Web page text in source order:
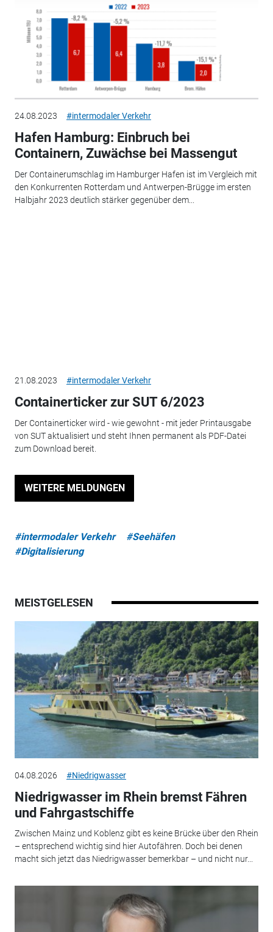
24.08.2023 #intermodaler Verkehr
Hafen Hamburg: Einbruch bei
Containern, Zuwächse bei Massengut
Der Containerumschlag im Hamburger Hafen ist im Vergleich mit
den Konkurrenten Rotterdam und Antwerpen-Brügge im ersten
Halbjahr 2023 deutlich stärker gegenüber dem...
21.08.2023 #intermodaler Verkehr
Containerticker zur SUT 6/2023
Der Containerticker wird - wie gewohnt - mit jeder Printausgabe
von SUT aktualisiert und steht Ihnen permanent als PDF-Datei
zum Download bereit.
WEITERE MELDUNGEN
#intermodaler Verkehr
#Seehäfen
#Digitalisierung
MEISTGELESEN
04.08.2026 #Niedrigwasser
Niedrigwasser im Rhein bremst Fähren
und Fahrgastschiffe
Zwischen Mainz und Koblenz gibt es keine Brücke über den Rhein
– entsprechend wichtig sind hier Autofähren. Doch bei denen
macht sich jetzt das Niedrigwasser bemerkbar – und nicht nur...